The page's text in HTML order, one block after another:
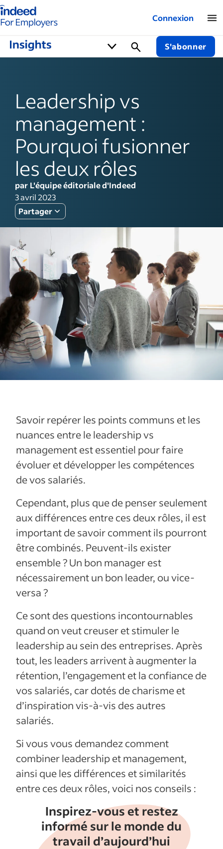
Indeed - Entreprises
Connexion
S'abonner
Leadership vs
management :
Pourquoi fusionner
les deux rôles
par L'équipe éditoriale d'Indeed
3 avril 2023
Partager
Savoir repérer les points communs et les
nuances entre le leadership vs
management est essentiel pour faire
évoluer et développer les compétences
de vos salariés.
Cependant, plus que de penser seulement
aux différences entre ces deux rôles, il est
important de savoir comment ils pourront
être combinés. Peuvent-ils exister
ensemble ? Un bon manager est
nécessairement un bon leader, ou vice-
versa ?
Ce sont des questions incontournables
quand on veut creuser et stimuler le
leadership au sein des entreprises. Après
tout, les leaders arrivent à augmenter la
rétention, l’engagement et la confiance de
vos salariés, car dotés de charisme et
d’inspiration vis-à-vis des autres
salariés.
Si vous vous demandez comment
combiner leadership et management,
ainsi que les différences et similarités
entre ces deux rôles, voici nos conseils :
Inspirez-vous et restez
informé sur le monde du
travail d’aujourd’hui